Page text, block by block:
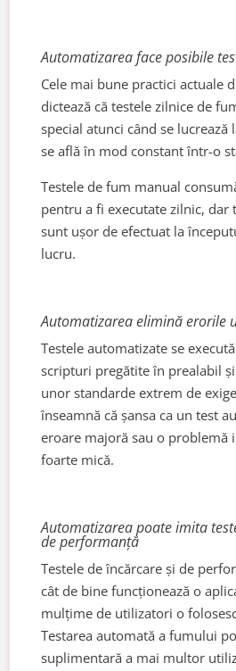
Automatizarea face posibile
Cele mai bune practici actuale
dictează că testele zilnice de
special atunci când se lucrează
se află în mod constant într-o
Testele de fum manual
pentru a fi executate zilnic, dar
sunt ușor de efectuat la
lucru.
Automatizarea elimină erorile
Testele automatizate se
scripturi pregătite în prealabil
unor standarde extrem de
înseamnă că șansa ca un test
eroare majoră sau o problemă
foarte mică.
Automatizarea poate imita
de performanță
Testele de încărcare și de
cât de bine funcționează o
mulțime de utilizatori o
Testarea automată a fumului
suplimentară a mai multor